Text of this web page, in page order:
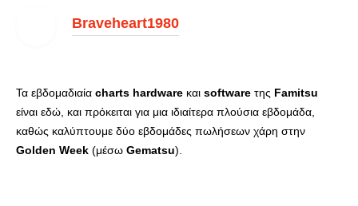
Braveheart1980
Τα εβδομαδιαία charts hardware και software της Famitsu
είναι εδώ, και πρόκειται για μια ιδιαίτερα πλούσια εβδομάδα,
καθώς καλύπτουμε δύο εβδομάδες πωλήσεων χάρη στην
Golden Week (μέσω Gematsu).